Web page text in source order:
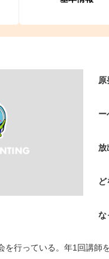
原
ー
放
な
を行っている。年1回講師